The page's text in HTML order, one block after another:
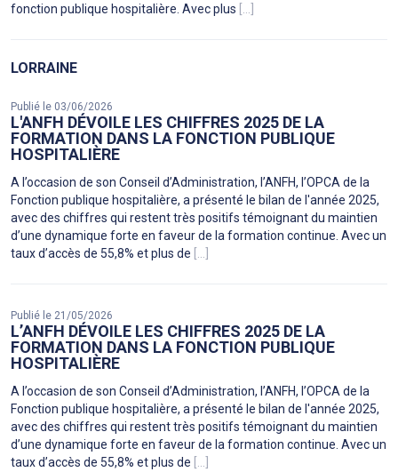
fonction publique hospitalière. Avec plus [...]
LORRAINE
Publié le 03/06/2026
L'ANFH DÉVOILE LES CHIFFRES 2025 DE LA
FORMATION DANS LA FONCTION PUBLIQUE
HOSPITALIÈRE
A l’occasion de son Conseil d’Administration, l’ANFH, l’OPCA de la
Fonction publique hospitalière, a présenté le bilan de l'année 2025,
avec des chiffres qui restent très positifs témoignant du maintien
d’une dynamique forte en faveur de la formation continue. Avec un
taux d’accès de 55,8% et plus de [...]
Publié le 21/05/2026
L’ANFH DÉVOILE LES CHIFFRES 2025 DE LA
FORMATION DANS LA FONCTION PUBLIQUE
HOSPITALIÈRE
A l’occasion de son Conseil d’Administration, l’ANFH, l’OPCA de la
Fonction publique hospitalière, a présenté le bilan de l'année 2025,
avec des chiffres qui restent très positifs témoignant du maintien
d’une dynamique forte en faveur de la formation continue. Avec un
taux d’accès de 55,8% et plus de [...]